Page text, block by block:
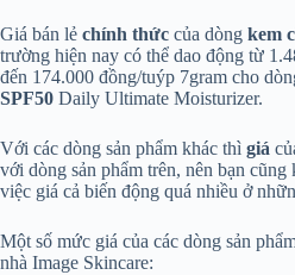
Giá bán lẻ chính thức của dòng kem
trường hiện nay có thể dao động từ
đến 174.000 đồng/tuýp 7gram cho
SPF50 Daily Ultimate Moisturizer.
Với các dòng sản phẩm khác thì giá
với dòng sản phẩm trên, nên bạn
việc giá cả biến động quá nhiều ở
Một số mức giá của các dòng sản
nhà Image Skincare: